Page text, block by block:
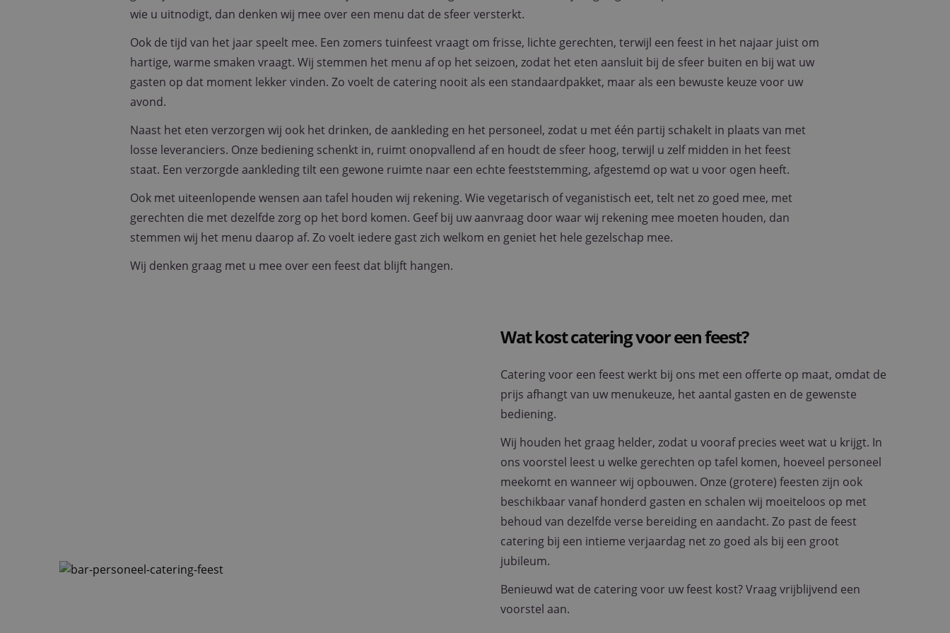
wie u uitnodigt, dan denken wij mee over een menu dat de sfeer versterkt.
Ook de tijd van het jaar speelt mee. Een zomers tuinfeest vraagt om frisse, lichte gerechten, terwijl een feest in het najaar juist om
hartige, warme smaken vraagt. Wij stemmen het menu af op het seizoen, zodat het eten aansluit bij de sfeer buiten en bij wat uw
gasten op dat moment lekker vinden. Zo voelt de catering nooit als een standaardpakket, maar als een bewuste keuze voor uw
avond.
Naast het eten verzorgen wij ook het drinken, de aankleding en het personeel, zodat u met één partij schakelt in plaats van met
losse leveranciers. Onze bediening schenkt in, ruimt onopvallend af en houdt de sfeer hoog, terwijl u zelf midden in het feest
staat. Een verzorgde aankleding tilt een gewone ruimte naar een echte feeststemming, afgestemd op wat u voor ogen heeft.
Ook met uiteenlopende wensen aan tafel houden wij rekening. Wie vegetarisch of veganistisch eet, telt net zo goed mee, met
gerechten die met dezelfde zorg op het bord komen. Geef bij uw aanvraag door waar wij rekening mee moeten houden, dan
stemmen wij het menu daarop af. Zo voelt iedere gast zich welkom en geniet het hele gezelschap mee.
Wij denken graag met u mee over een feest dat blijft hangen.
Wat kost catering voor een feest?
Catering voor een feest werkt bij ons met een offerte op maat, omdat de
prijs afhangt van uw menukeuze, het aantal gasten en de gewenste
bediening.
Wij houden het graag helder, zodat u vooraf precies weet wat u krijgt. In
ons voorstel leest u welke gerechten op tafel komen, hoeveel personeel
meekomt en wanneer wij opbouwen. Onze (grotere) feesten zijn ook
beschikbaar vanaf honderd gasten en schalen wij moeiteloos op met
behoud van dezelfde verse bereiding en aandacht. Zo past de feest
catering bij een intieme verjaardag net zo goed als bij een groot
jubileum.
Benieuwd wat de catering voor uw feest kost? Vraag vrijblijvend een
voorstel aan.
CookieScriptConsent
CookieScript
catering.nl
1 maand 2
Deze cookie wordt gebruikt door de Cookie-Script.com-service om
banner van Cookie-Script.com is noodzakelijk om correct te werken.
Google
LLC
.purple-
catering.nl
maand
Deze cookienaam is gekoppeld aan Google Universal Analytics - wat een
belangrijke update is van de meer algemeen gebruikte analyseservice van
Google. Deze cookie wordt gebruikt om unieke gebruikers te
onderscheiden door een willekeurig gegenereerd nummer toe te wijzen als
klant-ID. Het is opgenomen in elk paginaverzoek op een site en wordt
gebruikt om bezoekers-, sessie- en campagnegegevens te berekenen voor
_ga_W6FBG4D1FR
.purple-
catering.nl
1 jaar 1
maand
Deze cookie wordt gebruikt door Google Analytics om de sessiestatus te
behouden.
_clck
.purple-
catering.nl
1 jaar
Deze cookie wordt gebruikt om gebruikersinteracties en betrokkenheid op
de website te volgen om de gebruikerservaring en websitefunctionaliteit te
1 dag
Deze cookie wordt geassocieerd met Microsoft Clarity analytics software.
Naam Aanbieder /Domein Vervaldatum
Omschrijving
Google Privacy Policy